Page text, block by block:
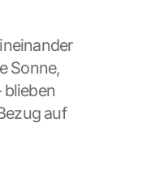
Sonne,
blieben
auf